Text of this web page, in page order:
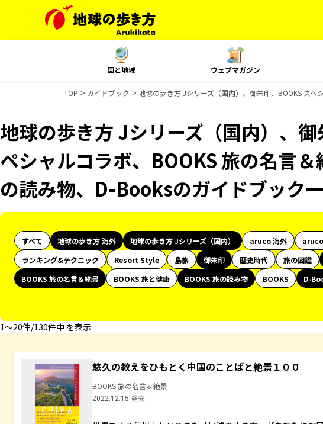
国と地域 ウェブマガジン
TOP ガイドブック 地球の歩き方 Jシリーズ（国内）、御朱印、BOOKS ス
地球の歩き方 Jシリーズ（国内）、
ペシャルコラボ、BOOKS 旅の名言
の読み物、D-Booksのガイドブック
すべて 地球の歩き方 海外 地球の歩き方 Jシリーズ（国内） aruco 海外
ランキング&テクニック
Resort Style 島旅 御朱印 歴史時代 旅の図鑑
BOOKS 旅の名言＆絶景
BOOKS 旅と健康 BOOKS 旅の読み物 BOOKS
D-
1〜20件/130件中 を表示
悠久の教えをひもとく中国のことばと絶景１００
BOOKS 旅の名言＆絶景
2022.12.15 発売